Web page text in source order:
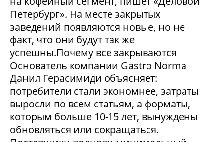
Петербург». На месте закрытых
заведений появляются новые, но не
факт, что они будут так же
успешны.Почему все закрываются
Основатель компании Gastro Norma
Данил Герасимиди объясняет:
потребители стали экономнее, затраты
выросли по всем статьям, а форматы,
которым больше 10-15 лет, вынуждены
обновляться или сокращаться.